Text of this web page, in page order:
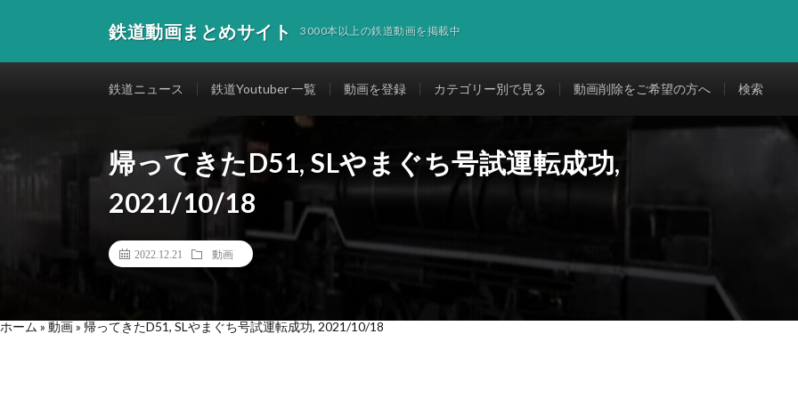
鉄道動画まとめサイト 3000本以上の鉄道動画を掲載中
鉄道ニュース 鉄道Youtuber 一覧 動画を登録 カテゴリー別で見る 動画削除をご希望の方へ 検索
帰ってきたD51, SLやまぐち号試運転成功,
2021/10/18
2022.12.21 動画
ホーム » 動画» 帰ってきたD51, SLやまぐち号試運転成功, 2021/10/18